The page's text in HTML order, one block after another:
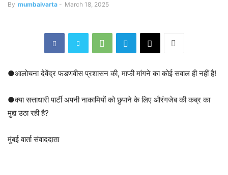
By mumbaivarta - March 18, 2025
●आलोचना देवेंद्र फडणवीस प्रशासन की, माफी मांगने का कोई सवाल ही नहीं है!
●क्या सत्ताधारी पार्टी अपनी नाकामियों को छुपाने के लिए औरंगजेब की कब्र का
मुद्दा उठा रही है?
मुंबई वार्ता संवाददाता